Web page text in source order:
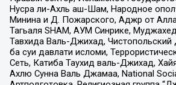
Нусра ли-Ахль аш-Шам, Народное
Минина и Д. Пожарского, Аджр от
Тагьаля SHAM, АУМ Синрике,
Тавхида Валь-Джихад,
ба суи давлати исломи,
Сеть, Катиба Таухид валь-Джихад,
Ахлю Сунна Валь Джамаа, National